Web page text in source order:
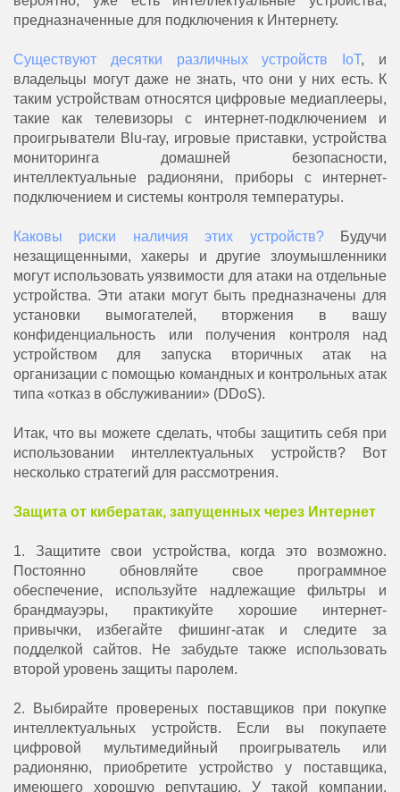
предназначенные для подключения к Интернету.
Существуют десятки различных устройств IoT, и
владельцы могут даже не знать, что они у них есть. К
таким устройствам относятся цифровые медиаплееры,
такие как телевизоры с интернет-подключением и
проигрыватели Blu-ray, игровые приставки, устройства
мониторинга домашней безопасности,
интеллектуальные радионяни, приборы с интернет-
подключением и системы контроля температуры.
Каковы риски наличия этих устройств?Будучи
незащищенными, хакеры и другие злоумышленники
могут использовать уязвимости для атаки на отдельные
устройства. Эти атаки могут быть предназначены для
установки вымогателей, вторжения в вашу
конфиденциальность или получения контроля над
устройством для запуска вторичных атак на
организации с помощью командных и контрольных атак
типа «отказ в обслуживании» (DDoS).
Итак, что вы можете сделать, чтобы защитить себя при
использовании интеллектуальных устройств? Вот
несколько стратегий для рассмотрения.
Защита от кибератак, запущенных через Интернет
1. Защитите свои устройства, когда это возможно.
Постоянно обновляйте свое программное
обеспечение, используйте надлежащие фильтры и
брандмауэры, практикуйте хорошие интернет-
привычки, избегайте фишинг-атак и следите за
подделкой сайтов. Не забудьте также использовать
второй уровень защиты паролем.
2. Выбирайте провереных поставщиков при покупке
интеллектуальных устройств. Если вы покупаете
цифровой мультимедийный проигрыватель или
радионяню, приобретите устройство у поставщика,
имеющего хорошую репутацию. У такой компании,